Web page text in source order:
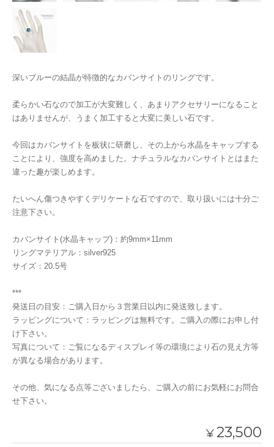
深いブルーの結晶が特徴的なカバンサイトのリングです。
柔らかい石なので加工が大変難しく、あまりアクセサリーになること
はありませんが、うまく加工すると大変に美しい石です。
今回はカバンサイトを板状に研磨し、その上から水晶をキャップする
ことにより、強度を高めました。ナチュラルなカバンサイトとはまた
違った趣が楽しめます。
たいへん傷つきやすくデリケートな石ですので、取り扱いには十分ご
注意下さい。
カバンサイト(水晶キャップ)：約9mm×11mm
リングマテリアル：silver925
サイズ：20.5号
***
発送日の目安：ご購入日から３営業日以内に発送致します。
ラッピングについて：ラッピングは無料です。ご購入の際にお申し付
け下さい。
写真について：ご覧になるディスプレイ等の環境により石の見え方等
が異なる場合があります。
その他、気になる点等ございましたら、ご購入の前にお気軽にお問合
せ下さい。
¥23,500